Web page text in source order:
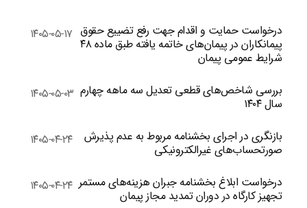
درخواست حمایت و اقدام جهت رفع تضییع حقوق
پیمانکاران در پیمان‌های خاتمه یافته طبق ماده ۴۸
شرایط عمومی پیمان
۱۴۰۵-۰۵-۱۷
بررسی شاخص‌های قطعی تعدیل سه ماهه چهارم
سال ۱۴۰۴
۱۴۰۵-۰۵-۰۳
بازنگری در اجرای بخشنامه مربوط به عدم پذیرش
صورتحساب‌های غیرالکترونیکی
۱۴۰۵-۰۴-۲۴
درخواست ابلاغ بخشنامه جبران هزینه‌های مستمر
تجهیز کارگاه در دوران تمدید مجاز پیمان
۱۴۰۵-۰۴-۲۴